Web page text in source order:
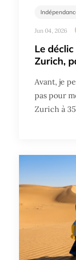
Jun 04, 2026
Le
Zurich,
Avant, je
pas pour
Zurich à